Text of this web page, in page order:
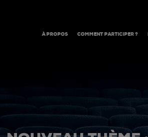
À PROPOS COMMENT PARTICIPER ?